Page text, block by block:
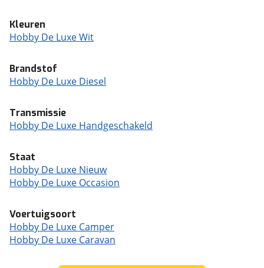
Kleuren
Hobby De Luxe Wit
Brandstof
Hobby De Luxe Diesel
Transmissie
Hobby De Luxe Handgeschakeld
Staat
Hobby De Luxe Nieuw
Hobby De Luxe Occasion
Voertuigsoort
Hobby De Luxe Camper
Hobby De Luxe Caravan